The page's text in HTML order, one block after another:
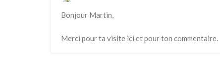
Bonjour Martin,
Merci pour ta visite ici et pour ton commentaire.